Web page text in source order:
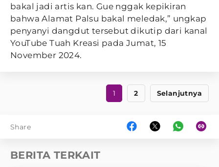
bakal jadi artis kan. Gue nggak kepikiran
bahwa Alamat Palsu bakal meledak,” ungkap
penyanyi dangdut tersebut dikutip dari kanal
YouTube Tuah Kreasi pada Jumat, 15
November 2024.
1 2 Selanjutnya
Share
BERITA TERKAIT